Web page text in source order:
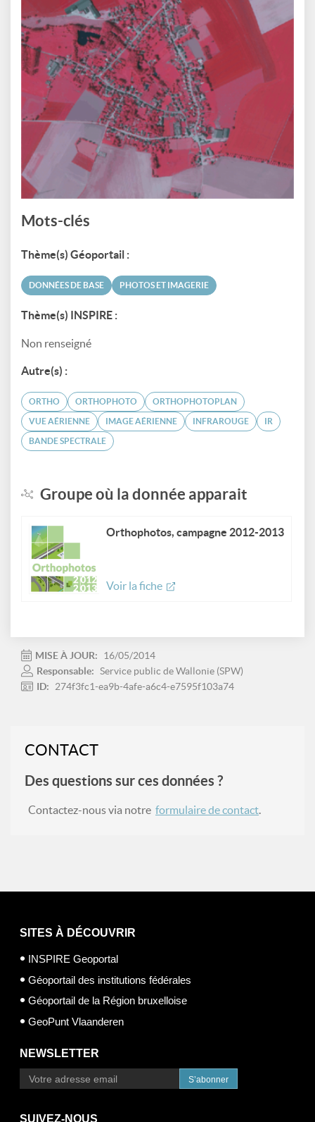
Mots-clés
Thème(s) Géoportail :
DONNÉES DE BASE PHOTOS ET IMAGERIE
Thème(s) INSPIRE :
Non renseigné
Autre(s) :
ORTHO ORTHOPHOTO ORTHOPHOTOPLAN
VUE AÉRIENNE IMAGE AÉRIENNE INFRAROUGE IR
BANDE SPECTRALE
Groupe où la donnée apparait
Orthophotos, campagne 2012-2013
Voir la fiche
MISE À JOUR:
16/05/2014
Responsable: Service public de Wallonie (SPW)
ID:
274f3fc1-ea9b-4afe-a6c4-e7595f103a74
CONTACT
Des questions sur ces données ?
Contactez-nous via notre formulaire de contact.
SITES À DÉCOUVRIR
INSPIRE Geoportal
Géoportail des institutions fédérales
Géoportail de la Région bruxelloise
GeoPunt Vlaanderen
NEWSLETTER
S’abonner
SUIVEZ-NOUS